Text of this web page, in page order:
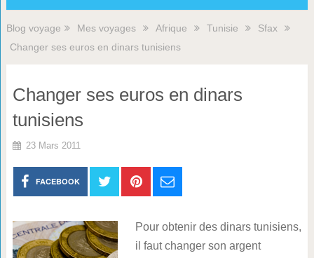
Blog voyage Mes voyages Afrique Tunisie
Sfax
Changer ses euros en dinars tunisiens
Changer ses euros en dinars
tunisiens
23 Mars 2011
FACEBOOK
Pour obtenir des dinars tunisiens,
il faut changer son argent